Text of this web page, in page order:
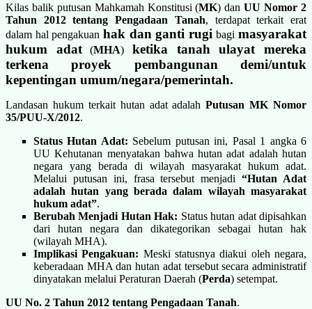
Kilas balik putusan Mahkamah Konstitusi (MK) danUU Nomor 2
Tahun 2012 tentang Pengadaan Tanah, terdapat terkait erat
dalam hal pengakuan hak dan ganti rugi bagi masyarakat
hukum adat(MHA) ketika tanah ulayat mereka
terkena proyek pembangunan demi/untuk
kepentingan umum/negara/pemerintah.
Landasan hukum terkait hutan adat adalahPutusan MK Nomor
35/PUU-X/2012.
Status Hutan Adat: Sebelum putusan ini, Pasal 1 angka 6
UU Kehutanan menyatakan bahwa hutan adat adalah hutan
negara yang berada di wilayah masyarakat hukum adat.
Melalui putusan ini, frasa tersebut menjadi“Hutan Adat
adalah hutan yang berada dalam wilayah masyarakat
hukum adat”.
Berubah Menjadi Hutan Hak: Status hutan adat dipisahkan
dari hutan negara dan dikategorikan sebagai hutan hak
(wilayah MHA).
Implikasi Pengakuan: Meski statusnya diakui oleh negara,
keberadaan MHA dan hutan adat tersebut secara administratif
dinyatakan melalui Peraturan Daerah (Perda) setempat.
UU No. 2 Tahun 2012 tentang Pengadaan Tanah.